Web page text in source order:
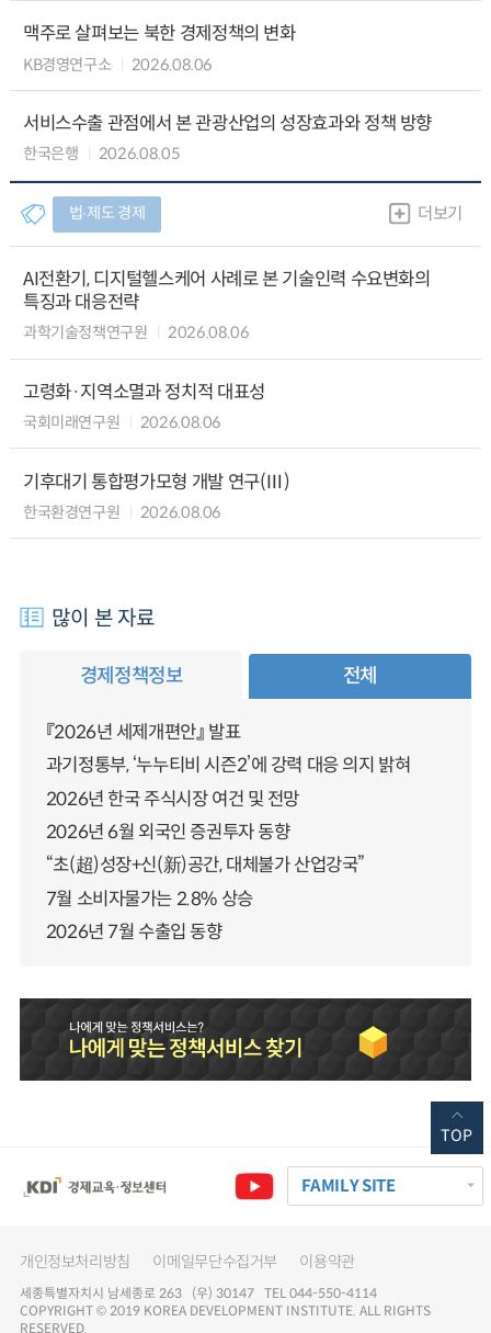
맥주로 살펴보는 북한 경제정책의 변화
KB경영연구소 2026.08.06
서비스수출 관점에서 본 관광산업의 성장효과와 정책 방향
한국은행 2026.08.05
법∙제도 경제 더보기
AI전환기, 디지털헬스케어 사례로 본 기술인력 수요변화의
특징과 대응전략
과학기술정책연구원 2026.08.06
고령화·지역소멸과 정치적 대표성
국회미래연구원 2026.08.06
기후대기 통합평가모형 개발 연구(Ⅲ)
한국환경연구원 2026.08.06
많이 본 자료
경제정책정보 전체
『2026년 세제개편안』 발표
과기정통부, ‘누누티비 시즌2’에 강력 대응 의지 밝혀
2026년 한국 주식시장 여건 및 전망
2026년 6월 외국인 증권투자 동향
“초(超)성장+신(新)공간, 대체불가 산업강국”
7월 소비자물가는 2.8% 상승
2026년 7월 수출입 동향
FAMILY SITE
개인정보처리방침 이메일무단수집거부 이용약관
세종특별자치시 남세종로 263 (우) 30147 TEL 044-550-4114
COPYRIGHT © 2019 KOREA DEVELOPMENT INSTITUTE. ALL RIGHTS
RESERVED.
TOP